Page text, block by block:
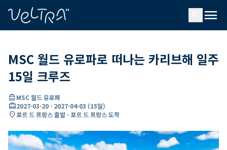
menu
MSC 월드 유로파로 떠나는 카리브해 일주
15일 크루즈
directions_boatMSC 월드 유로파
card_travel2027-03-20- 2027-04-03 (15일)
location_on포르 드 프랑스 출발 - 포르 드 프랑스 도착